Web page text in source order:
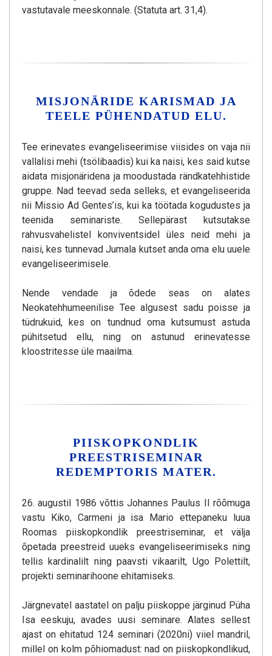
vastutavale meeskonnale. (Statuta art. 31,4).
MISJONÄRIDE KARISMAD JA
TEELE PÜHENDATUD ELU.
Tee erinevates evangeliseerimise viisides on vaja nii
vallalisi mehi (tsölibaadis) kui ka naisi, kes said kutse
aidata misjonäridena ja moodustada rändkatehhistide
gruppe. Nad teevad seda selleks, et evangeliseerida
nii Missio Ad Gentes’is, kui ka töötada kogudustes ja
teenida seminariste. Sellepärast kutsutakse
rahvusvahelistel konviventsidel üles neid mehi ja
naisi, kes tunnevad Jumala kutset anda oma elu uuele
evangeliseerimisele.
Nende vendade ja õdede seas on alates
Neokatehhumeenilise Tee algusest sadu poisse ja
tüdrukuid, kes on tundnud oma kutsumust astuda
pühitsetud ellu, ning on astunud erinevatesse
kloostritesse üle maailma.
PIISKOPKONDLIK
PREESTRISEMINAR
REDEMPTORIS MATER.
26. augustil 1986 võttis Johannes Paulus II rõõmuga
vastu Kiko, Carmeni ja isa Mario ettepaneku luua
Roomas piiskopkondlik preestriseminar, et välja
õpetada preestreid uueks evangeliseerimiseks ning
tellis kardinalilt ning paavsti vikaarilt, Ugo Polettilt,
projekti seminarihoone ehitamiseks.
Järgnevatel aastatel on palju piiskoppe järginud Püha
Isa eeskuju, avades uusi seminare. Alates sellest
ajast on ehitatud 124 seminari (2020ni) viiel mandril,
millel on kolm põhiomadust: nad on piiskopkondlikud,